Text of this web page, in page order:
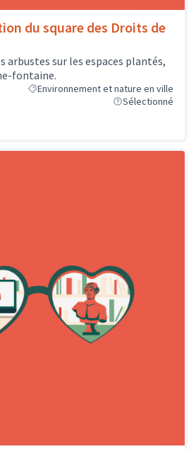
du square des Droits de
arbustes sur les espaces plantés,
fontaine.
Environnement et nature en ville
Sélectionné